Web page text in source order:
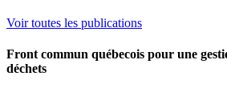
Voir toutes les publications
Front commun québecois pour une
déchets